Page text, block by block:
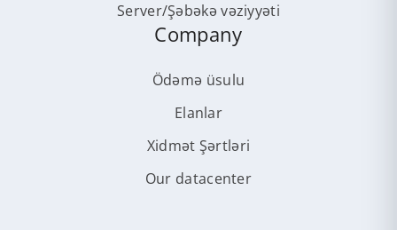
Server/Şəbəkə vəziyyəti
Company
Ödəmə üsulu
Elanlar
Xidmət Şərtləri
Our datacenter